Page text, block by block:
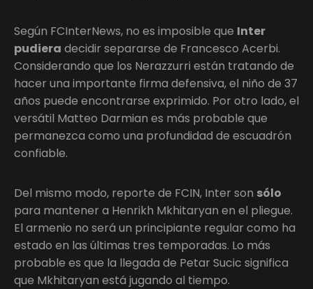
Según FCInterNews, no es imposible que Inter
pudiera decidir separarse de Francesco Acerbi.
Considerando que los Nerazzurri están tratando de
hacer una importante firma defensiva, el niño de 37
años puede encontrarse exprimido. Por otro lado, el
versátil Matteo Darmian es más probable que
permanezca como una profundidad de escuadrón
confiable.
Del mismo modo, reporte de FCIN, Inter son sólo
para mantener a Henrikh Mkhitaryan en el pliegue.
El armenio no será un principiante regular como ha
estado en las últimas tres temporadas. Lo más
probable es que la llegada de Petar Sucic significa
que Mkhitaryan está jugando al tiempo.